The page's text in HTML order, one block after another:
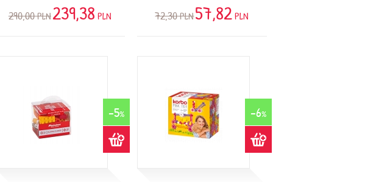
290,00PLN239,38 PLN
72,30PLN57,82PLN
-5% -6%